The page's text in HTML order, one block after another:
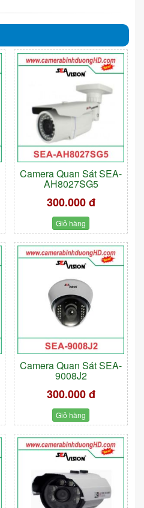
Camera Quan Sát SEA-
AH8027SG5
300.000 đ
Giỏ hàng
Camera Quan Sát SEA-
9008J2
300.000 đ
Giỏ hàng